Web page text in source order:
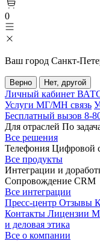
0
Ваш город Санкт-
Верно Нет, другой
Личный кабинет
Услуги МГ/МН связь
Бесплатный вызов 8-
Для отраслей По
Все решения
Телефония Цифровой
Все продукты
Интеграции и
Сопровождение CRM
Все интеграции
Пресс-центр Отзывы
Контакты Лицензии
и деловая этика
Все о компании